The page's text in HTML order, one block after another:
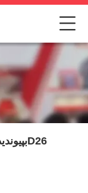
به ما در AAG 2025 بپیوندید – غرفه 4D26